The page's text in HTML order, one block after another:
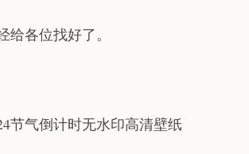
给各位找好了。
节气倒计时无水印高清壁纸